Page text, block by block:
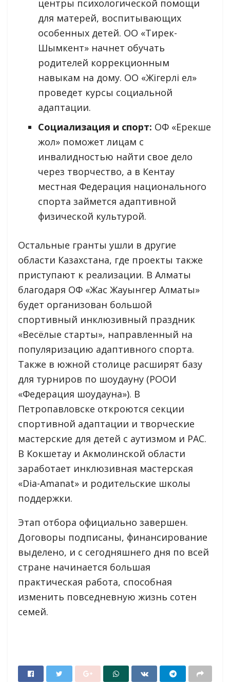
центры психологической помощи
для матерей, воспитывающих
особенных детей. ОО «Тирек-
Шымкент» начнет обучать
родителей коррекционным
навыкам на дому. ОО «Жігерлі ел»
проведет курсы социальной
адаптации.
Социализация и спорт: ОФ «Ерекше
жол» поможет лицам с
инвалидностью найти свое дело
через творчество, а в Кентау
местная Федерация национального
спорта займется адаптивной
физической культурой.
Остальные гранты ушли в другие
области Казахстана, где проекты также
приступают к реализации. В Алматы
благодаря ОФ «Жас Жауынгер Алматы»
будет организован большой
спортивный инклюзивный праздник
«Весёлые старты», направленный на
популяризацию адаптивного спорта.
Также в южной столице расширят базу
для турниров по шоудауну (РООИ
«Федерация шоудауна»). В
Петропавловске откроются секции
спортивной адаптации и творческие
мастерские для детей с аутизмом и РАС.
В Кокшетау и Акмолинской области
заработает инклюзивная мастерская
«Dia-Amanat» и родительские школы
поддержки.
Этап отбора официально завершен.
Договоры подписаны, финансирование
выделено, и с сегодняшнего дня по всей
стране начинается большая
практическая работа, способная
изменить повседневную жизнь сотен
семей.